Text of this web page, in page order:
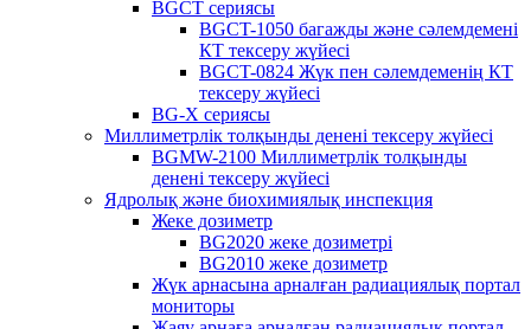
BGCT сериясы
BGCT-1050 багажды және сәлемдемені
КТ тексеру жүйесі
BGCT-0824 Жүк пен сәлемдеменің КТ
тексеру жүйесі
BG-X сериясы
Миллиметрлік толқынды денені тексеру жүйесі
BGMW-2100 Миллиметрлік толқынды
денені тексеру жүйесі
Ядролық және биохимиялық инспекция
Жеке дозиметр
BG2020 жеке дозиметрі
BG2010 жеке дозиметр
Жүк арнасына арналған радиациялық портал
мониторы